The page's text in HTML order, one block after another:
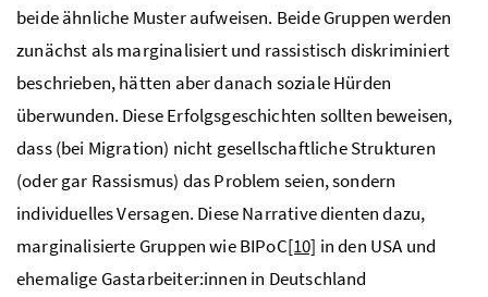
beide ähnliche Muster aufweisen. Beide Gruppen werden
zunächst als marginalisiert und rassistisch diskriminiert
beschrieben, hätten aber danach soziale Hürden
überwunden. Diese Erfolgsgeschichten sollten beweisen,
dass (bei Migration) nicht gesellschaftliche Strukturen
(oder gar Rassismus) das Problem seien, sondern
individuelles Versagen. Diese Narrative dienten dazu,
marginalisierte Gruppen wie BIPoC[10] in den USA und
ehemalige Gastarbeiter:innen in Deutschland